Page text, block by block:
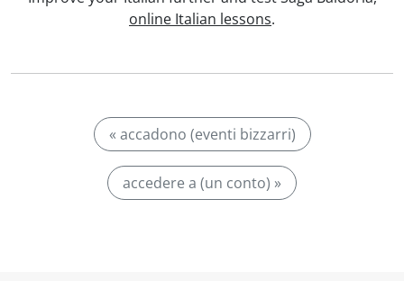
online Italian lessons.
« accadono (eventi bizzarri)
accedere a (un conto) »